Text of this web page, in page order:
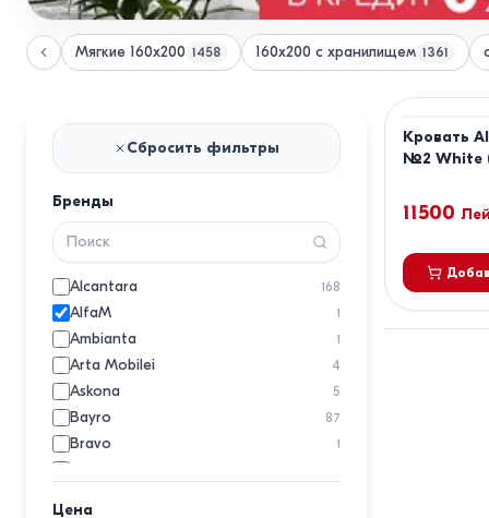
Мягкие 160x200 1458 160x200 с хранилищем 1361
Сбросить фильтры
Бренды
Alcantara 168
AlfaM 1
Ambianta 1
Arta Mobilei 4
Askona 5
Bayro 87
Bravo 1
Цена
Кровать
№2 White
11500 Лей